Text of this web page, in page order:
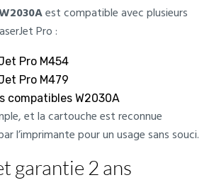
est compatible avec plusieurs
Pro :
Pro M454
Pro M479
compatibles W2030A
et la cartouche est reconnue
l’imprimante pour un usage sans souci.
garantie 2 ans